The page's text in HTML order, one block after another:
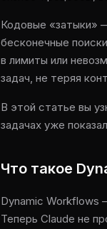
Кодовые «затыки»
бесконечные
в лимиты или
задач, не теряя
В этой статье вы
задачах уже
Что такое
Dynamic Workflows
Теперь Claude не